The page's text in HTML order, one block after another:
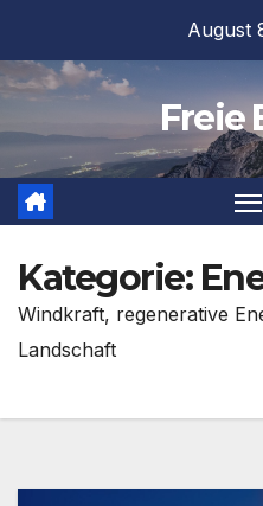
springen
August
Freie
Kategorie:
Windkraft, regenerative
Landschaft